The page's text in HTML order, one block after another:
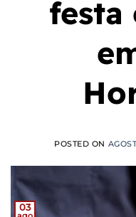
festa
POSTED ON
03